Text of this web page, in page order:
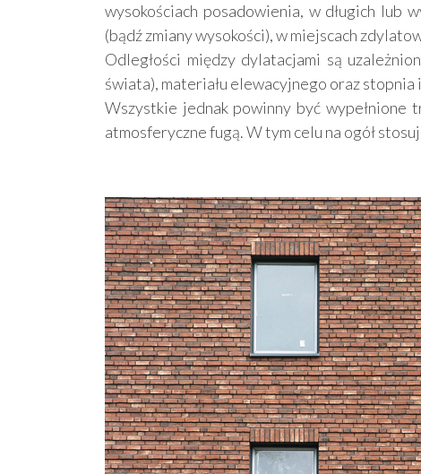
wysokościach posadowienia, w długich lub
(bądź zmiany wysokości), w miejscach
Odległości między dylatacjami są
świata), materiału elewacyjnego oraz stopnia
Wszystkie jednak powinny być wypełnione
atmosferyczne fugą. W tym celu na ogół